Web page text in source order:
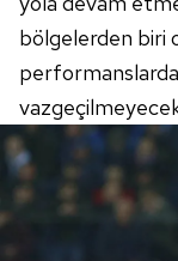
bölgelerden biri